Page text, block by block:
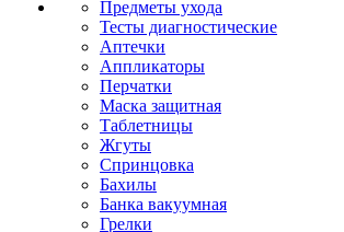
Предметы ухода
Тесты диагностические
Аптечки
Аппликаторы
Перчатки
Маска защитная
Таблетницы
Жгуты
Спринцовка
Бахилы
Банка вакуумная
Грелки